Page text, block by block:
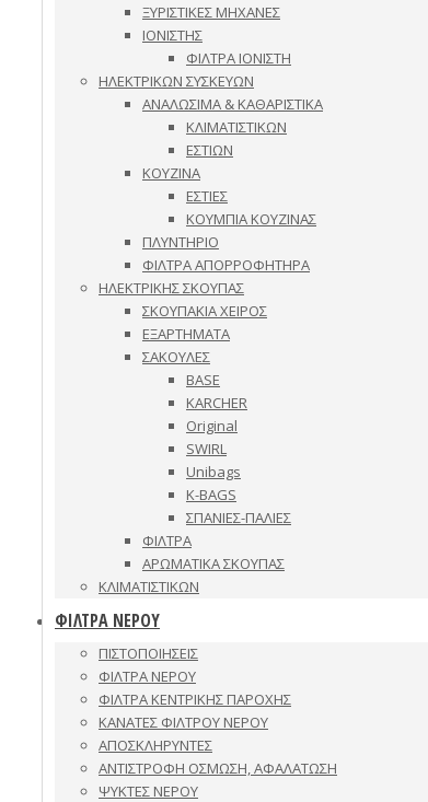
ΞΥΡΙΣΤΙΚΕΣ ΜΗΧΑΝΕΣ
ΙΟΝΙΣΤΗΣ
ΦΙΛΤΡΑ ΙΟΝΙΣΤΗ
ΗΛΕΚΤΡΙΚΩΝ ΣΥΣΚΕΥΩΝ
ΑΝΑΛΩΣΙΜΑ & ΚΑΘΑΡΙΣΤΙΚΑ
ΚΛΙΜΑΤΙΣΤΙΚΩΝ
ΕΣΤΙΩΝ
ΚΟΥΖΙΝΑ
ΕΣΤΙΕΣ
ΚΟΥΜΠΙΑ ΚΟΥΖΙΝΑΣ
ΠΛΥΝΤΗΡΙΟ
ΦΙΛΤΡΑ ΑΠΟΡΡΟΦΗΤΗΡΑ
ΗΛΕΚΤΡΙΚΗΣ ΣΚΟΥΠΑΣ
ΣΚΟΥΠΑΚΙΑ ΧΕΙΡΟΣ
ΕΞΑΡΤΗΜΑΤΑ
ΣΑΚΟΥΛΕΣ
BASE
KARCHER
Original
SWIRL
Unibags
K-BAGS
ΣΠΑΝΙΕΣ-ΠΑΛΙΕΣ
ΦΙΛΤΡΑ
ΑΡΩΜΑΤΙΚΑ ΣΚΟΥΠΑΣ
ΚΛΙΜΑΤΙΣΤΙΚΩΝ
ΦΙΛΤΡΑ ΝΕΡΟΥ
ΠΙΣΤΟΠΟΙΗΣΕΙΣ
ΦΙΛΤΡΑ ΝΕΡΟΥ
ΦΙΛΤΡΑ ΚΕΝΤΡΙΚΗΣ ΠΑΡΟΧΗΣ
ΚΑΝΑΤΕΣ ΦΙΛΤΡΟΥ ΝΕΡΟΥ
ΑΠΟΣΚΛΗΡΥΝΤΕΣ
ΑΝΤΙΣΤΡΟΦΗ ΟΣΜΩΣΗ, ΑΦΑΛΑΤΩΣΗ
ΨΥΚΤΕΣ ΝΕΡΟΥ